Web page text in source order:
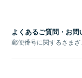
よくあるご質問・お問
郵便番号に関するさまざ